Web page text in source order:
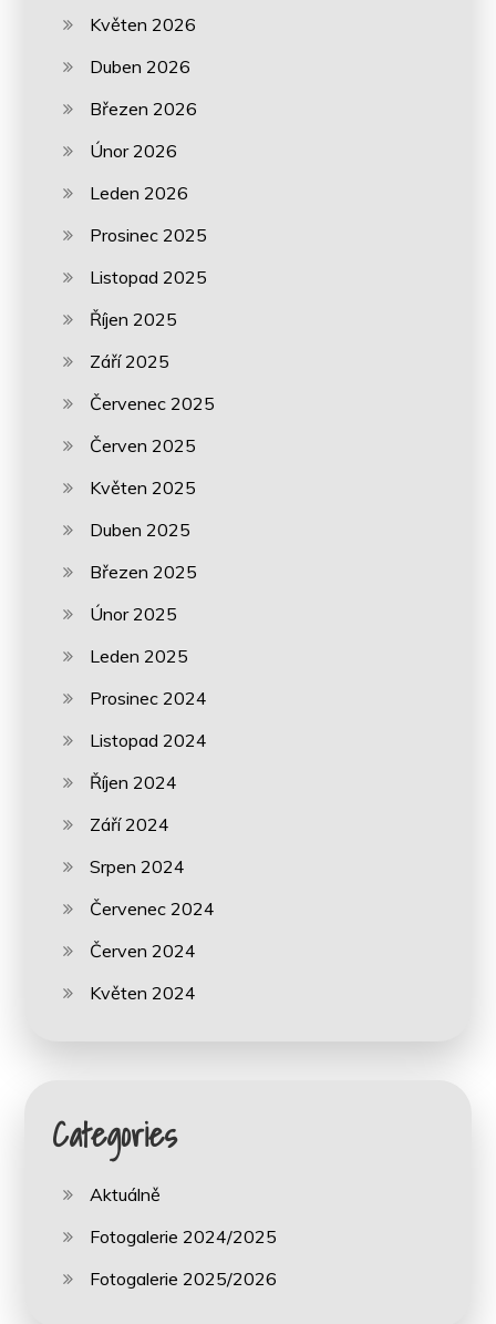
Květen 2026
Duben 2026
Březen 2026
Únor 2026
Leden 2026
Prosinec 2025
Listopad 2025
Říjen 2025
Září 2025
Červenec 2025
Červen 2025
Květen 2025
Duben 2025
Březen 2025
Únor 2025
Leden 2025
Prosinec 2024
Listopad 2024
Říjen 2024
Září 2024
Srpen 2024
Červenec 2024
Červen 2024
Květen 2024
Categories
Aktuálně
Fotogalerie 2024/2025
Fotogalerie 2025/2026